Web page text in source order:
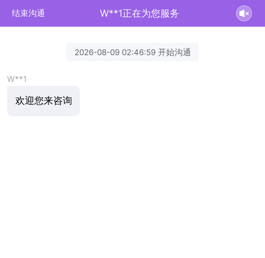
结束沟通 W**1正在为您服务
2026-08-09 02:46:59 开始沟通
W**1
欢迎您来咨询